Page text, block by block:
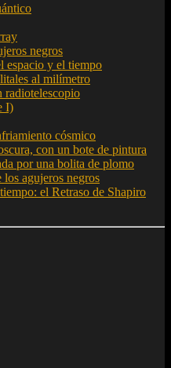
negros
espacio y el tiempo
al milímetro
radiotelescopio
I)
cósmico
con un bote de pintura
por una bolita de plomo
agujeros negros
el Retraso de Shapiro